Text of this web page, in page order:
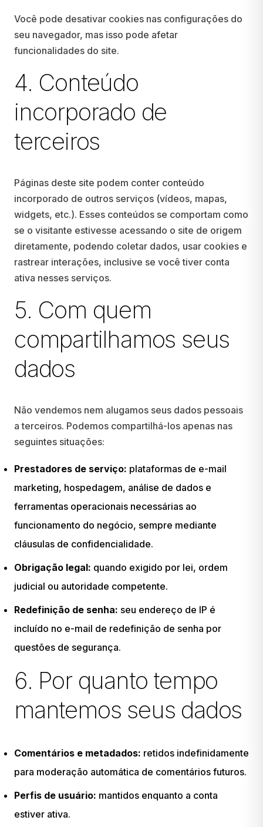
Você pode desativar cookies nas configurações do
seu navegador, mas isso pode afetar
funcionalidades do site.
4. Conteúdo
incorporado de
terceiros
Páginas deste site podem conter conteúdo
incorporado de outros serviços (vídeos, mapas,
widgets, etc.). Esses conteúdos se comportam como
se o visitante estivesse acessando o site de origem
diretamente, podendo coletar dados, usar cookies e
rastrear interações, inclusive se você tiver conta
ativa nesses serviços.
5. Com quem
compartilhamos seus
dados
Não vendemos nem alugamos seus dados pessoais
a terceiros. Podemos compartilhá-los apenas nas
seguintes situações:
Prestadores de serviço: plataformas de e-mail
marketing, hospedagem, análise de dados e
ferramentas operacionais necessárias ao
funcionamento do negócio, sempre mediante
cláusulas de confidencialidade.
Obrigação legal: quando exigido por lei, ordem
judicial ou autoridade competente.
Redefinição de senha: seu endereço de IP é
incluído no e-mail de redefinição de senha por
questões de segurança.
6. Por quanto tempo
mantemos seus dados
Comentários e metadados: retidos indefinidamente
para moderação automática de comentários futuros.
Perfis de usuário: mantidos enquanto a conta
estiver ativa.